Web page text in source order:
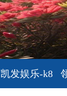
凯发娱乐-k8